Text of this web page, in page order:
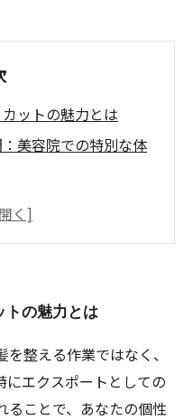
ットの魅力とは
美容院での特別な体
を映し出すスタイル
己表現を楽しむ方法
トの魅力とは
整える作業ではなく、
にエクスポートとしての
ることで、あなたの個性